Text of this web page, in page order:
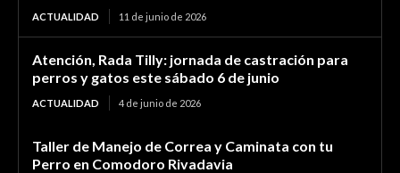
ACTUALIDAD 11 de junio de 2026
Atención, Rada Tilly: jornada de castración para
perros y gatos este sábado 6 de junio
ACTUALIDAD 4 de junio de 2026
Taller de Manejo de Correa y Caminata con tu
Perro en Comodoro Rivadavia